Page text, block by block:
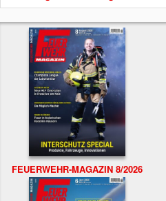
FEUERWEHR-MAGAZIN 8/2026